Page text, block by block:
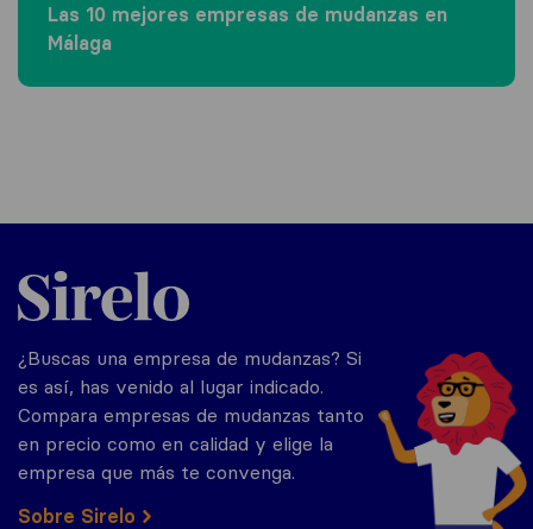
Las 10 mejores empresas de mudanzas en
Málaga
Sirelo.es
¿Buscas una empresa de mudanzas? Si
es así, has venido al lugar indicado.
Compara empresas de mudanzas tanto
en precio como en calidad y elige la
empresa que más te convenga.
Sobre Sirelo